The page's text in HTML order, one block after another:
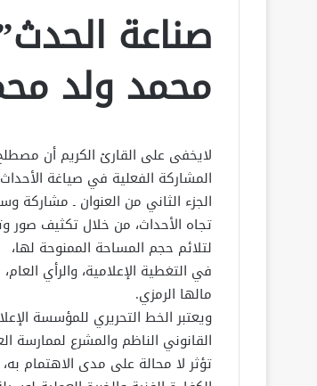
صناعة
محمد ولد
لايخفى على القارئ الكريم أن
المشاركة الفعلية في صياغة
الجزء الثاني من العنوان ـ مشاركة
تجاه الأحداث، من خلال تكثيف صور
لتلائم حجم المساحة الممنوحة لها،
في التغطية الإعلامية، والرأي
مالها الرمزي.
ويعتبر الخط التحريري للمؤسسة
القانوني الناظم والمشرع لممارسة
تؤثر لا محالة على مدى الاهتمام